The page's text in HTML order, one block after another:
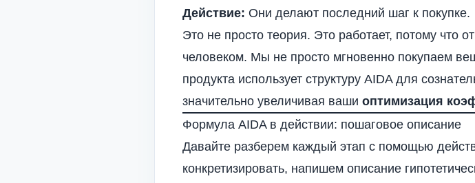
Действие: Они делают последний шаг к покупке.
Это не просто теория. Это работает, потому что
человеком. Мы не просто мгновенно покупаем
продукта использует структуру AIDA для
значительно увеличивая ваши оптимизация
Формула AIDA в действии: пошаговое описание
Давайте разберем каждый этап с помощью
конкретизировать, напишем описание